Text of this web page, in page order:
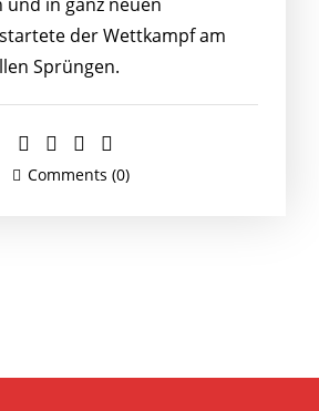
der Wettkampf am
Sprüngen.
Comments (0)